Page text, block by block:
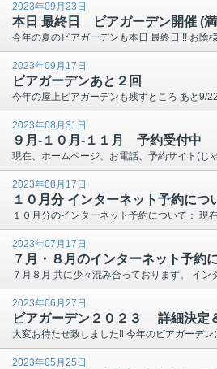
2023年09月23日
本日 最終日 ビアガーデン開催 (
2023年09月17日
ビアガーデンあと２回
2023年08月31日
９月-１０月-１１月 予約受付中
2023年08月17日
１０月分 インターネット予約につ
2023年07月17日
７月・８月のインターネット予約
2023年06月27日
ビアガーデン２０２３ 詳細決定
2023年05月25日